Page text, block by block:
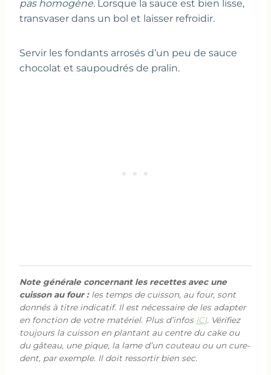
pas homogène. Lorsque la sauce est bien lisse,
transvaser dans un bol et laisser refroidir.
Servir les fondants arrosés d’un peu de sauce
chocolat et saupoudrés de pralin.
Note générale concernant les recettes avec une
cuisson au four :les temps de cuisson, au four, sont
donnés à titre indicatif. Il est nécessaire de les adapter
en fonction de votre matériel. Plus d’infos ICI. Vérifiez
toujours la cuisson en plantant au centre du cake ou
du gâteau, une pique, la lame d’un couteau ou un cure-
dent, par exemple. Il doit ressortir bien sec.